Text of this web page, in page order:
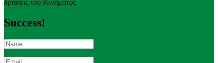
δράσεις του Κινήματος
Success!